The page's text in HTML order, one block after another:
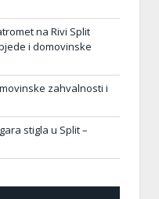
na Rivi Split
i domovinske
zahvalnosti i
stigla u Split –